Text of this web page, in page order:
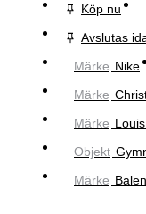
Köp nu
Avslutas
Märke Nike
Märke
Märke
Objekt
Märke